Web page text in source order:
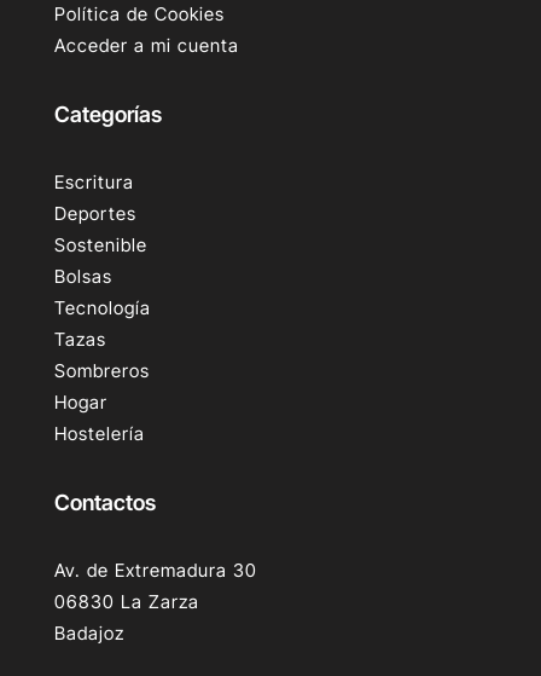
Política de Cookies
Acceder a mi cuenta
Categorías
Escritura
Deportes
Sostenible
Bolsas
Tecnología
Tazas
Sombreros
Hogar
Hostelería
Contactos
Av. de Extremadura 30
06830 La Zarza
Badajoz